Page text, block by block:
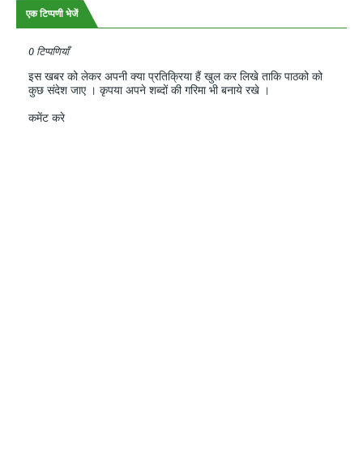
एक टिप्पणी भेजें
0 टिप्पणियाँ
इस खबर को लेकर अपनी क्या प्रतिक्रिया हैं खुल कर लिखे ताकि पाठको को
कुछ संदेश जाए । कृपया अपने शब्दों की गरिमा भी बनाये रखे ।
कमेंट करे